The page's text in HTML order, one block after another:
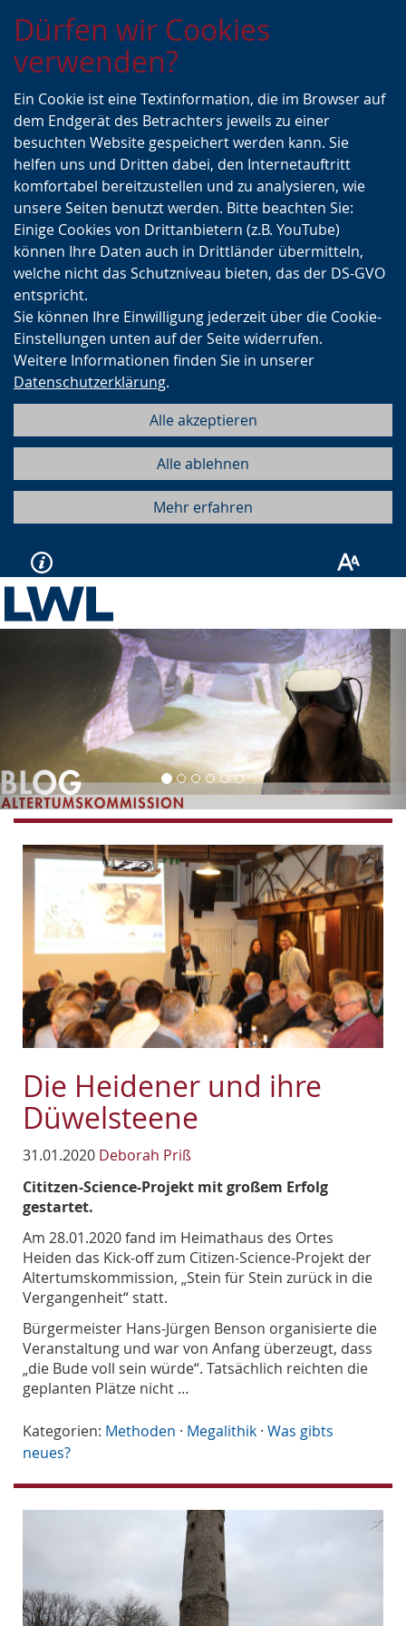
Zur
Hauptnavigation
Zur
Seitennavigation
Zum
Inhalt
Dürfen wir Cookies
verwenden?
Ein Cookie ist eine Textinformation, die im Browser auf
dem Endgerät des Betrachters jeweils zu einer
besuchten Website gespeichert werden kann. Sie
helfen uns und Dritten dabei, den Internetauftritt
komfortabel bereitzustellen und zu analysieren, wie
unsere Seiten benutzt werden. Bitte beachten Sie:
Einige Cookies von Drittanbietern (z.B. YouTube)
können Ihre Daten auch in Drittländer übermitteln,
welche nicht das Schutzniveau bieten, das der DS-GVO
entspricht.
Sie können Ihre Einwilligung jederzeit über die Cookie-
Einstellungen unten auf der Seite widerrufen.
Weitere Informationen finden Sie in unserer
Datenschutzerklärung.
Alle akzeptieren
Alle ablehnen
Mehr erfahren
Vorherige
Die Heidener und ihre
Düwelsteene
31.01.2020 Deborah Priß
Cititzen-Science-Projekt mit großem Erfolg
gestartet.
Am 28.01.2020 fand im Heimathaus des Ortes
Heiden das Kick-off zum Citizen-Science-Projekt der
Altertumskommission, „Stein für Stein zurück in die
Vergangenheit“ statt.
Bürgermeister Hans-Jürgen Benson organisierte die
Veranstaltung und war von Anfang überzeugt, dass
„die Bude voll sein würde“. Tatsächlich reichten die
geplanten Plätze nicht …
Kategorien: Methoden · Megalithik · Was gibts
neues?